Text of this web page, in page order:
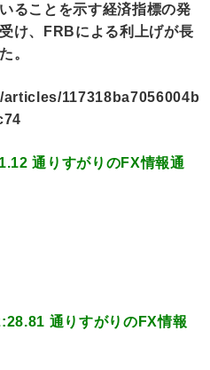
ることを示す経済指標の発
け、FRBによる利上げが長
。
117318ba7056004b
通りすがりのFX情報通
通りすがりのFX情報